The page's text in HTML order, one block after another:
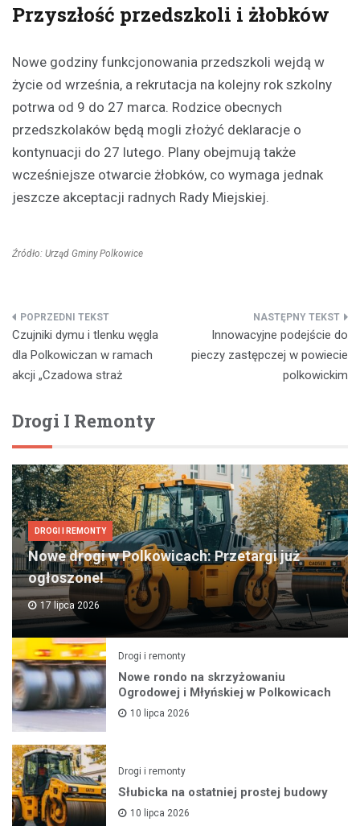
Przyszłość przedszkoli i żłobków
Nowe godziny funkcjonowania przedszkoli wejdą w
życie od września, a rekrutacja na kolejny rok szkolny
potrwa od 9 do 27 marca. Rodzice obecnych
przedszkolaków będą mogli złożyć deklaracje o
kontynuacji do 27 lutego. Plany obejmują także
wcześniejsze otwarcie żłobków, co wymaga jednak
jeszcze akceptacji radnych Rady Miejskiej.
Źródło: Urząd Gminy Polkowice
Nawigacja
wpisu
Czujniki dymu i tlenku węgla
dla Polkowiczan w ramach
akcji „Czadowa straż
Innowacyjne podejście do
pieczy zastępczej w powiecie
polkowickim
Drogi I Remonty
DROGI I REMONTY
Nowe drogi w Polkowicach: Przetargi już
ogłoszone!
17 lipca 2026
Drogi i remonty
Nowe rondo na skrzyżowaniu
Ogrodowej i Młyńskiej w Polkowicach
10 lipca 2026
Drogi i remonty
Słubicka na ostatniej prostej budowy
10 lipca 2026